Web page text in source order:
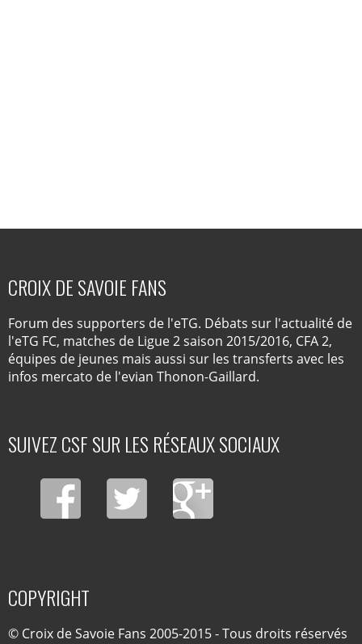
CROIX DE SAVOIE FANS
Forum des supporters de l'eTG. Débats sur l'actualité de
l'eTG FC, matches de Ligue 2 saison 2015/2016, CFA 2,
équipes de jeunes mais aussi sur les transferts avec les
infos mercato de l'evian Thonon-Gaillard.
SUIVEZ CSF SUR LES RÉSEAUX SOCIAUX
COPYRIGHT
© Croix de Savoie Fans 2005-2015 - Tous droits réservés